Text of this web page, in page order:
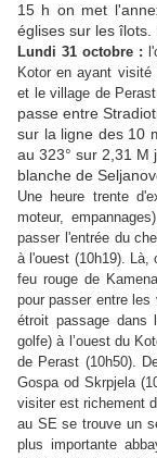
15 h on met
églises sur les îlots.
Lundi 31 octobre :
Kotor en ayant visité
et le village de
passe entre
sur la ligne des 10
au 323° sur 2,31 M
blanche de
Une heure trente
moteur,
passer l'entrée du
à l'ouest (10h19). Là,
feu rouge de
pour passer entre
étroit passage dans
golfe) à l’ouest du
de Perast (10h50).
Gospa od Skrpjela
visiter est richement
au SE se trouve un
plus importante